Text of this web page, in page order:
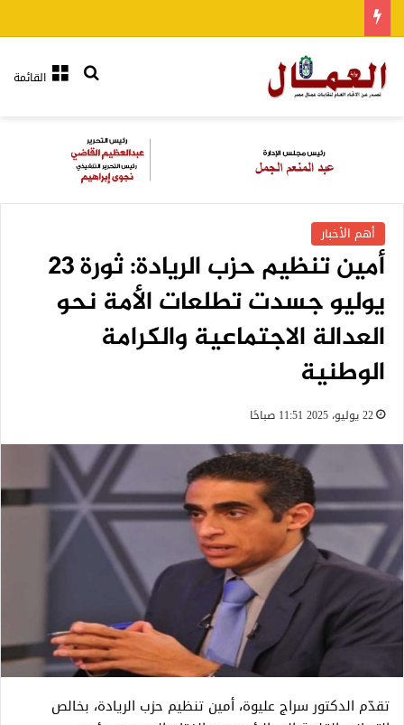
القائمةبحث عن
أهم الأخبار
أمين تنظيم حزب الريادة: ثورة 23
يوليو جسدت تطلعات الأمة نحو
العدالة الاجتماعية والكرامة
الوطنية
22 يوليو، 2025 11:51 صباحًا
تقدّم الدكتور سراج عليوة، أمين تنظيم حزب الريادة، بخالص